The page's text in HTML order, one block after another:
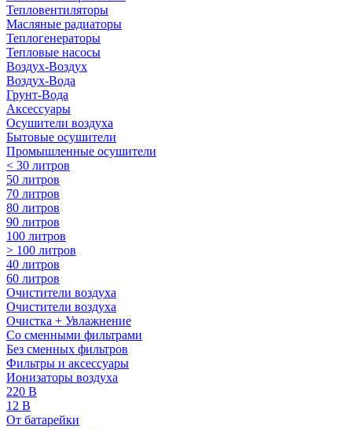
Тепловентиляторы
Масляные радиаторы
Теплогенераторы
Тепловые насосы
Воздух-Воздух
Воздух-Вода
Грунт-Вода
Аксессуары
Осушители воздуха
Бытовые осушители
Промышленные осушители
< 30 литров
50 литров
70 литров
80 литров
90 литров
100 литров
> 100 литров
40 литров
60 литров
Очистители воздуха
Очистители воздуха
Очистка + Увлажнение
Cо сменными фильтрами
Без сменных фильтров
Фильтры и аксессуары
Ионизаторы воздуха
220 В
12 В
От батарейки